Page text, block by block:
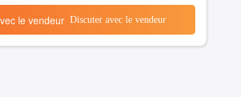
Discuter avec le vendeur